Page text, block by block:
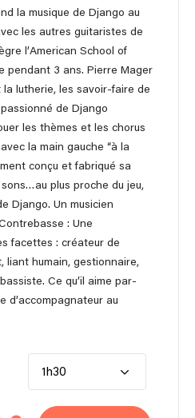
la musique de Django au
les autres guitaristes de
l’American School of
pendant 3 ans. Pierre Mager
la lutherie, les savoir-faire de
de Django
les thèmes et les chorus
la main gauche “à la
conçu et fabriqué sa
plus proche du jeu,
Django. Un musicien
: Une
facettes : créateur de
liant humain, gestionnaire,
Ce qu’il aime par-
d’accompagnateur au
1h30